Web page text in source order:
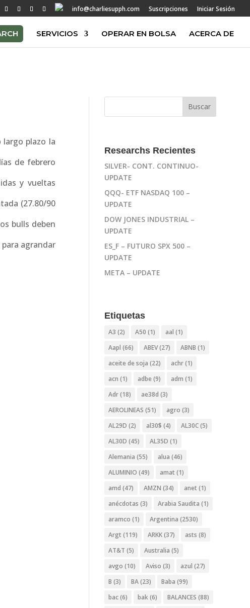
info@charliesupph.com Suscripciones Iniciar Sesión
SERVICIOS OPERAR EN BOLSA ACERCA DE
plazo la
de febrero
y vueltas
(27.80/90
bulls deben
agrandar
Researchs Recientes
SILVER- CONT. CONTINUO-
UPDATE
QQQ- ETF NASDAQ 100 –
UPDATE
DOW JONES INDUSTRIAL –
UPDATE
ES_F – FUTURO SPX 500 –
UPDATE
META – UPDATE
Etiquetas
A3 (2) A50 (1) aal (1)
Aapl (66) ABEV(27) ABNB (1)
aceite de soja (22) achr(1)
acn (1) adbe (9) adm (1)
Adr(18) ae38d (3)
AEROLINEAS (51) agro (3)
AL29D (2) al30$ (4) AL30C(5)
AL30D (45) AL35D (1)
Alemania (55) alua (46)
ALUMINIO (49) amat (1)
amd (47) AMZN (34) anet (1)
anécdotas (3) Arabia Saudita (1)
aramco (1) Argentina (2530)
Argt (119) ARKK(37) asts (8)
AT&T (5) Australia (5)
avgo (10) Aviso (3) azul (27)
B (3) BA(23) Baba (99)
bac(6) bak(6) BALANCES (88)